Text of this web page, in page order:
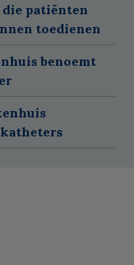
patiënten
toedienen
benoemt